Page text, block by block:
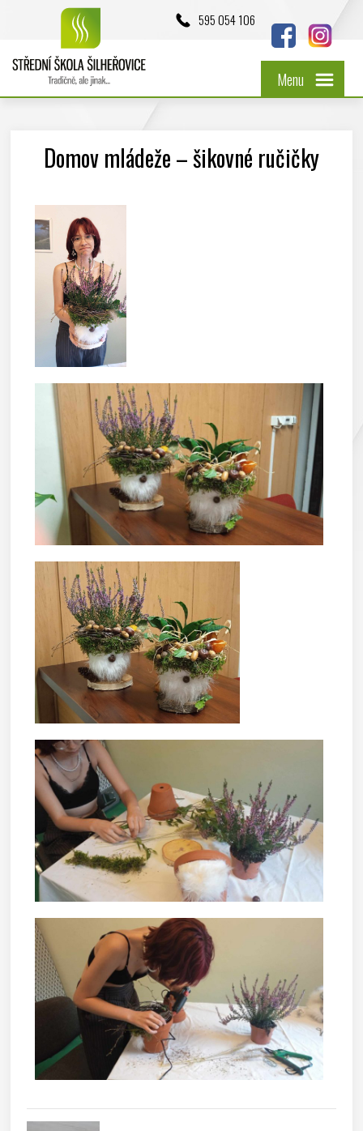
595 054 106
Menu
Domov mládeže – šikovné ručičky